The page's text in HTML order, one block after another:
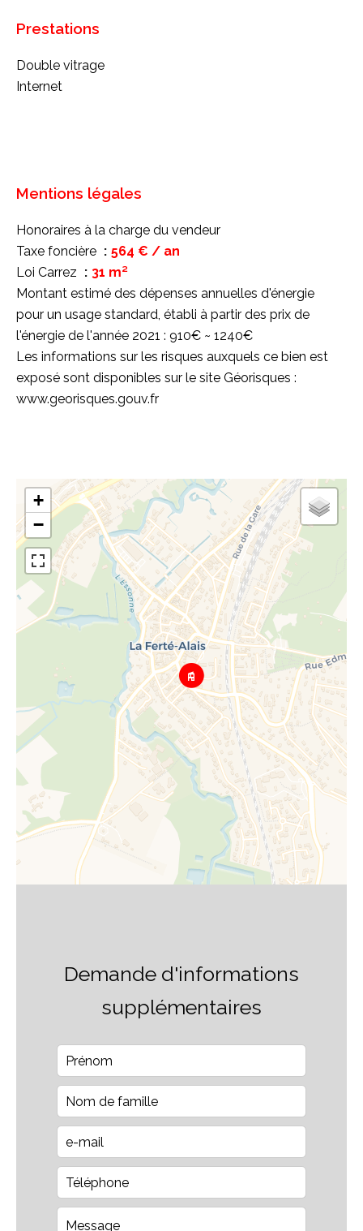
Prestations
Double vitrage
Internet
Mentions légales
Honoraires à la charge du vendeur
Taxe foncière
564 € / an
Loi Carrez
31 m²
Montant estimé des dépenses annuelles d'énergie
pour un usage standard, établi à partir des prix de
l'énergie de l'année 2021 : 910€ ~ 1240€
Les informations sur les risques auxquels ce bien est
exposé sont disponibles sur le site Géorisques :
www.georisques.gouv.fr
+
−
Demande d'informations
supplémentaires